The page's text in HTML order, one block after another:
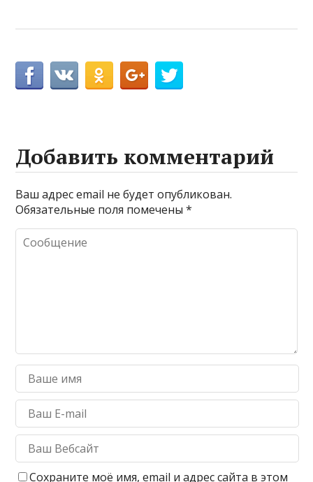
Добавить комментарий
Ваш адрес email не будет опубликован.
Обязательные поля помечены*
Сохраните моё имя, email и адрес сайта в этом